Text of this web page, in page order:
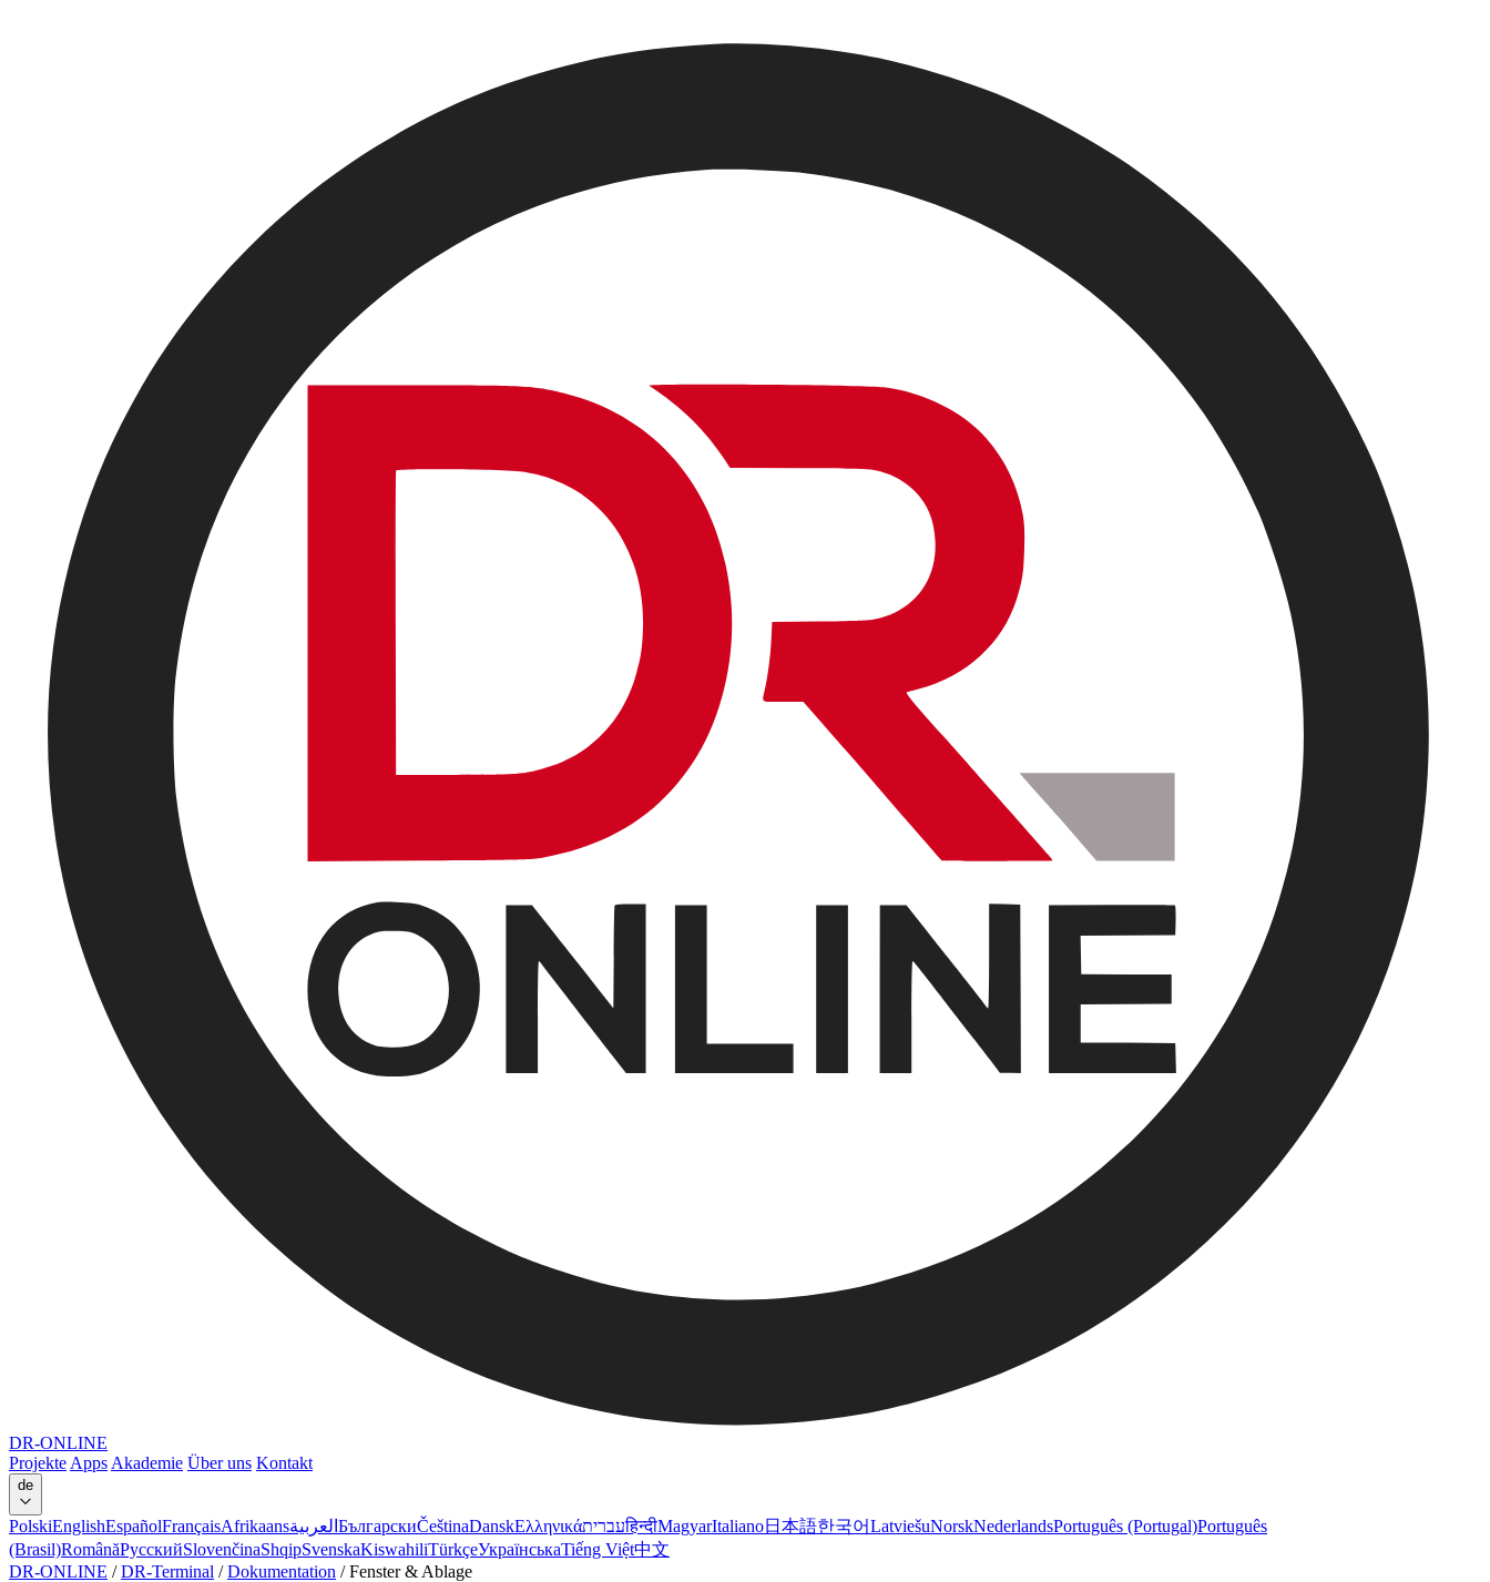
DR-ONLINE
Projekte Apps Akademie Über uns Kontakt
de
PolskiEnglishEspañolFrançaisAfrikaansالعربية БългарскиČeštinaDanskΕλληνικάעבריתहिन्दीMagyarItaliano日本語한국어LatviešuNorskNederlandsPortuguês (Portugal)Português
(Brasil)RomânăРусскийSlovenčinaShqipSvenskaKiswahiliTürkçeУкраїнськаTiếng Việt中文
DR-ONLINE / DR-Terminal / Dokumentation / Fenster & Ablage